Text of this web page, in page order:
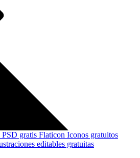
PSD gratis Flaticon Iconos gratuitos
editables gratuitas